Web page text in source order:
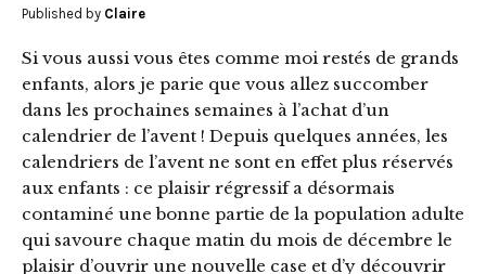
Published by Claire
Si vous aussi vous êtes comme moi restés de grands
enfants, alors je parie que vous allez succomber
dans les prochaines semaines à l’achat d’un
calendrier de l’avent ! Depuis quelques années, les
calendriers de l’avent ne sont en effet plus réservés
aux enfants : ce plaisir régressif a désormais
contaminé une bonne partie de la population adulte
qui savoure chaque matin du mois de décembre le
plaisir d’ouvrir une nouvelle case et d’y découvrir